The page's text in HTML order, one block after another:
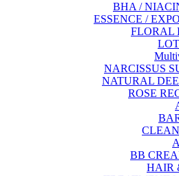
BHA /
ESSENCE /
FLORAL
NARCISSUS
NATURAL
ROSE
BB
HAIR